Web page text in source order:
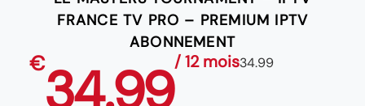
FRANCE TV PRO – PREMIUM IPTV
ABONNEMENT
€34.99/ 12 mois34.99